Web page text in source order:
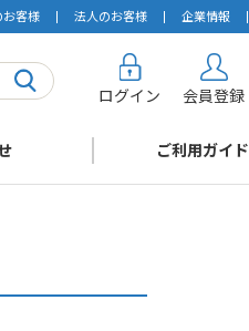
お客様 法人のお客様 企業情報
ログイン 会員登録
ご利用ガイド